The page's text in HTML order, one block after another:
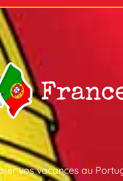
vos vacances au